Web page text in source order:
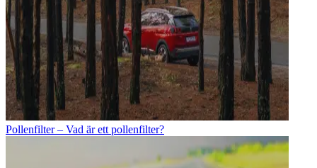
Pollenfilter – Vad är ett pollenfilter?